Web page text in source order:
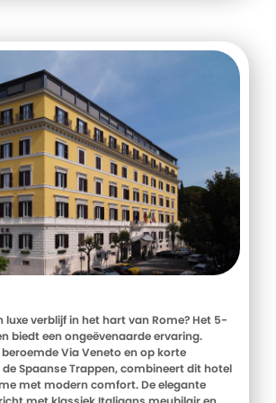
luxe verblijf in het hart van Rome? Het 5-
biedt een ongeëvenaarde ervaring.
Via Veneto en op korte
Spaanse Trappen, combineert dit hotel
met modern comfort. De elegante